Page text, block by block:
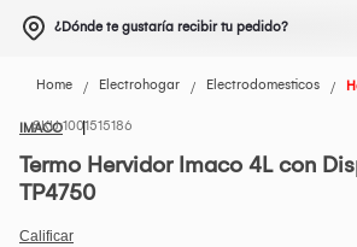
¿Dónde te gustaría recibir tu pedido?
Home Electrohogar Electrodomesticos
IMACO1001515186
Termo Hervidor Imaco 4L con
TP4750